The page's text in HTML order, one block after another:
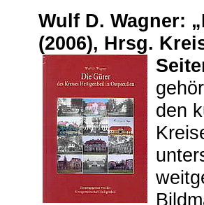
Wulf D. Wagner:
(2006), Hrsg.
den